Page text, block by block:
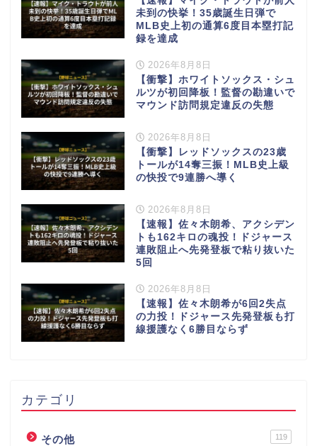
未到の快挙！35歳誕生日弾で
MLB史上初の通算6度目本塁打記
録を達成
2026年8月8日
【衝撃】ホワイトソックス・シュ
ルツが初回降板！監督の勘違いで
マウンド訪問規定違反の失態
2026年8月8日
【衝撃】レッドソックスの23歳
トールが14奪三振！MLB史上級
の快投で9連勝へ導く
2026年8月8日
【速報】佐々木朗希、アクシデン
トも162キロの魂投！ドジャース
連敗阻止へ先発登板で粘り抜いた
5回
2026年8月8日
【速報】佐々木朗希が6回2失点
の力投！ドジャース先発登板も打
線援護なく6勝目ならず
カテゴリ
その他 119